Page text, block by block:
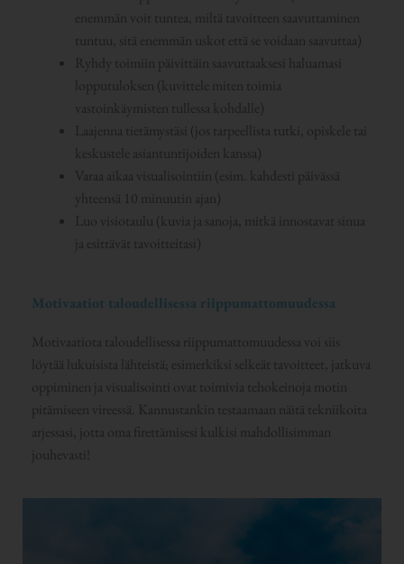
enemmän voit tuntea, miltä tavoitteen saavuttaminen
tuntuu, sitä enemmän uskot että se voidaan saavuttaa)
Ryhdy toimiin päivittäin saavuttaaksesi haluamasi
lopputuloksen (kuvittele miten toimia
vastoinkäymisten tullessa kohdalle)
Laajenna tietämystäsi (jos tarpeellista tutki, opiskele tai
keskustele asiantuntijoiden kanssa)
Varaa aikaa visualisointiin (esim. kahdesti päivässä
yhteensä 10 minuutin ajan)
Luo visiotaulu (kuvia ja sanoja, mitkä innostavat sinua
ja esittävät tavoitteitasi)
Motivaatiot taloudellisessa riippumattomuudessa
Motivaatiota taloudellisessa riippumattomuudessa voi siis
löytää lukuisista lähteistä; esimerkiksi selkeät tavoitteet, jatkuva
oppiminen ja visualisointi ovat toimivia tehokeinoja motin
pitämiseen vireessä. Kannustankin testaamaan näitä tekniikoita
arjessasi, jotta oma firettämisesi kulkisi mahdollisimman
jouhevasti!